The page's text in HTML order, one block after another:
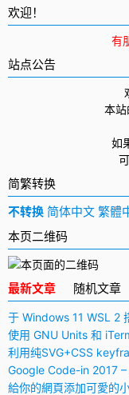
欢迎！
有
站点公告
本站
如
简繁转换
不转换 简体中文 繁體
本页二维码
最新文章 随机文章
于 Windows 11 WSL 2
使用 GNU Units 和
利用纯SVG+CSS
Google Code-in 2017
給你的網頁添加可愛的